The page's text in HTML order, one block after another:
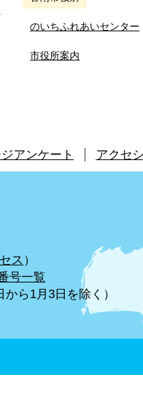
のいちふれあいセンター
市役所案内
アンケート アクセ
ス ）
号一覧
ら1月3日を除く）